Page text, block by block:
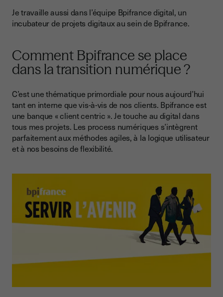
Je travaille aussi dans l’équipe Bpifrance digital, un
incubateur de projets digitaux au sein de Bpifrance.
Comment Bpifrance se place
dans la transition numérique ?
C’est une thématique primordiale pour nous aujourd’hui
tant en interne que vis-à-vis de nos clients. Bpifrance est
une banque « client centric ». Je touche au digital dans
tous mes projets. Les process numériques s’intègrent
parfaitement aux méthodes agiles, à la logique utilisateur
et à nos besoins de flexibilité.